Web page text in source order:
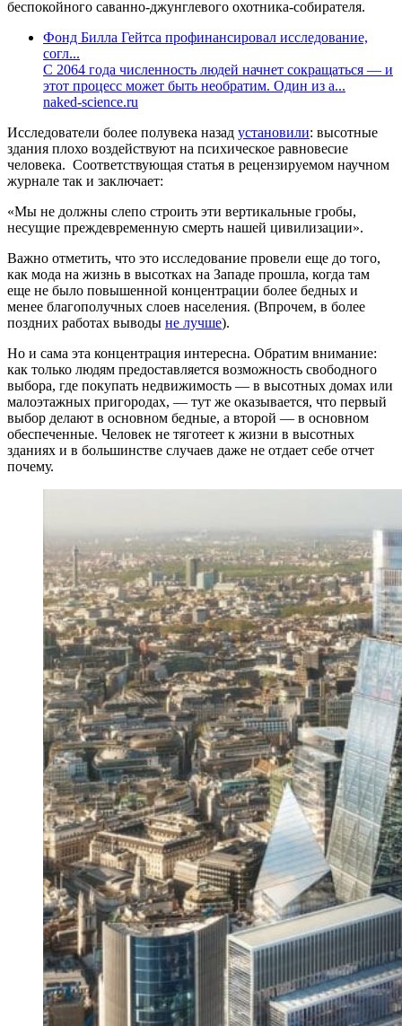
беспокойного саванно-джунглевого охотника-собирателя.
Фонд Билла Гейтса профинансировал исследование,
согл...
С 2064 года численность людей начнет сокращаться — и
этот процесс может быть необратим. Один из а...
naked-science.ru
Исследователи более полувека назад установили: высотные
здания плохо воздействуют на психическое равновесие
человека. Соответствующая статья в рецензируемом научном
журнале так и заключает:
«Мы не должны слепо строить эти вертикальные гробы,
несущие преждевременную смерть нашей цивилизации».
Важно отметить, что это исследование провели еще до того,
как мода на жизнь в высотках на Западе прошла, когда там
еще не было повышенной концентрации более бедных и
менее благополучных слоев населения. (Впрочем, в более
поздних работах выводы не лучше).
Но и сама эта концентрация интересна. Обратим внимание:
как только людям предоставляется возможность свободного
выбора, где покупать недвижимость — в высотных домах или
малоэтажных пригородах, — тут же оказывается, что первый
выбор делают в основном бедные, а второй — в основном
обеспеченные. Человек не тяготеет к жизни в высотных
зданиях и в большинстве случаев даже не отдает себе отчет
почему.